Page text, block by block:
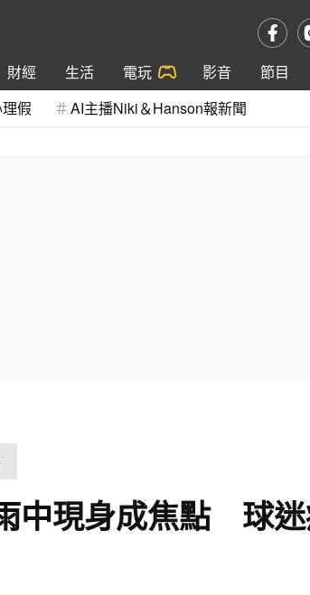
財經 生活 電玩 影音 節目
假 AI主播Niki＆Hanson報新聞
中現身成焦點 球